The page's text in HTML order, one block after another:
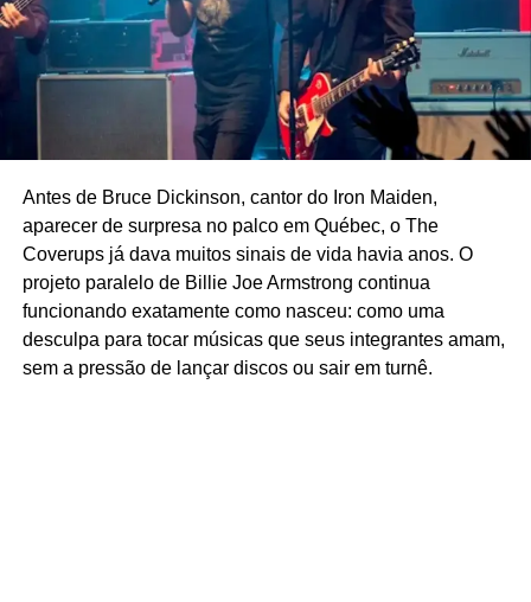
>>> Saiba como apoiar o POP FANTASMA aqui.
O site é independente e financiado pelos
Antes de Bruce Dickinson, cantor do Iron Maiden,
aparecer de surpresa no palco em Québec, o The
Coverups já dava muitos sinais de vida havia anos. O
projeto paralelo de Billie Joe Armstrong continua
funcionando exatamente como nasceu: como uma
desculpa para tocar músicas que seus integrantes amam,
sem a pressão de lançar discos ou sair em turnê.